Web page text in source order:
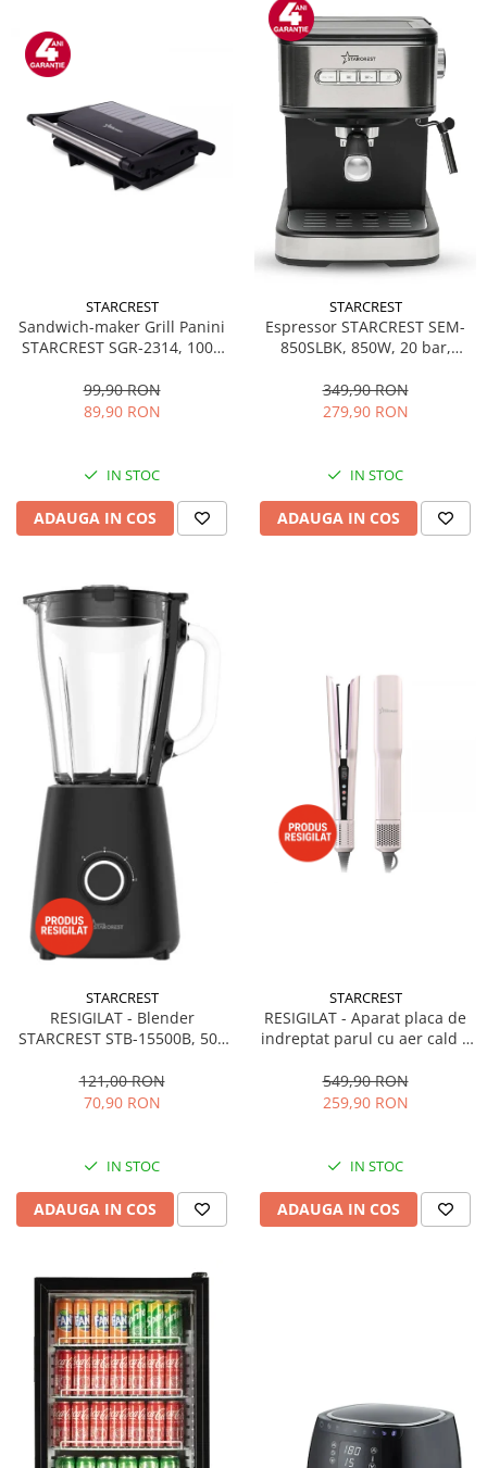
STARCREST
Sandwich-maker Grill Panini
STARCREST SGR-2314, 1000
Deschidere 180°, Suprafata
de gatire 23 x 14 cm, Negru
99,90 RON
89,90 RON
IN STOC
ADAUGA IN COS
STARCREST
Espressor STARCREST SEM-
850SLBK, 850W, 20 bar,
dispozitiv spumare, filtru
dublu din inox, Negru/Inox
349,90 RON
279,90 RON
IN STOC
ADAUGA IN COS
STARCREST
RESIGILAT - Blender
STARCREST STB-15500B, 500
Pulse, Negru
121,00 RON
70,90 RON
IN STOC
ADAUGA IN COS
STARCREST
RESIGILAT - Aparat placa de
indreptat parul cu aer cald 2
1300 W, Uscare si indreptare,
Afisaj LCD, Tehnologie cu ioni
549,90 RON
259,90 RON
IN STOC
ADAUGA IN COS